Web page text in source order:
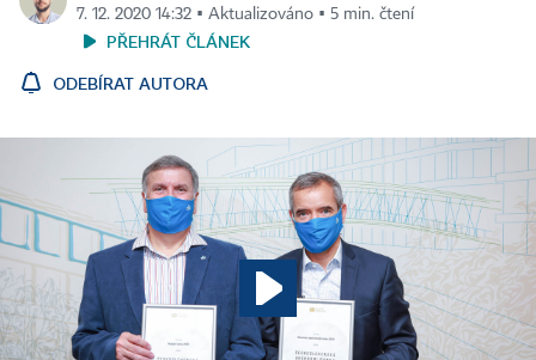
7. 12. 2020 14:32 ▪ Aktualizováno ▪ 5 min. čtení
PŘEHRÁT ČLÁNEK
ODEBÍRAT AUTORA